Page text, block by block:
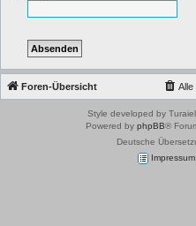
Foren-Übersicht Alle
Style developed by
Powered by phpBB®
Deutsche